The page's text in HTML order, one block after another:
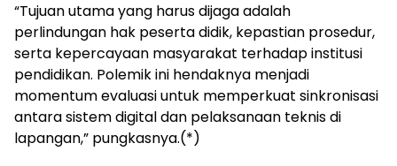
“Tujuan utama yang harus dijaga adalah
perlindungan hak peserta didik, kepastian prosedur,
serta kepercayaan masyarakat terhadap institusi
pendidikan. Polemik ini hendaknya menjadi
momentum evaluasi untuk memperkuat sinkronisasi
antara sistem digital dan pelaksanaan teknis di
lapangan,” pungkasnya.(*)